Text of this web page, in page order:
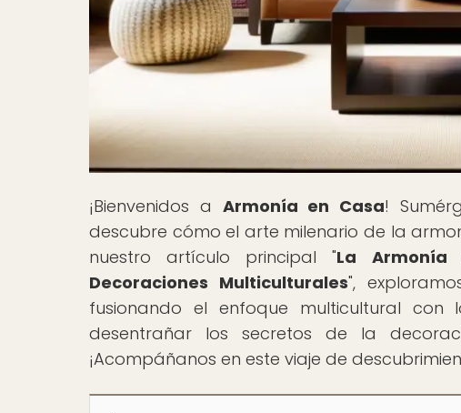
¡Bienvenidos a Armonía en Casa!
descubre cómo el arte milenario de la
nuestro artículo principal "La Armonía
Decoraciones Multiculturales",
fusionando el enfoque multicultural con
desentrañar los secretos de la
¡Acompáñanos en este viaje de